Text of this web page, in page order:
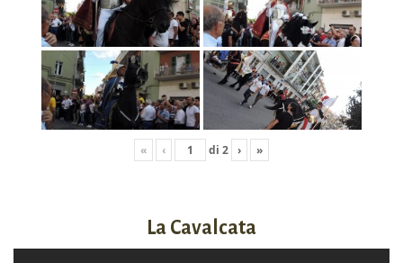
« ‹ di 2 › »
La Cavalcata